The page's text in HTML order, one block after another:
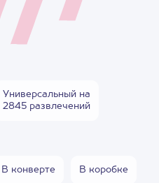
Универсальный на
2845 развлечений
В конверте В коробке